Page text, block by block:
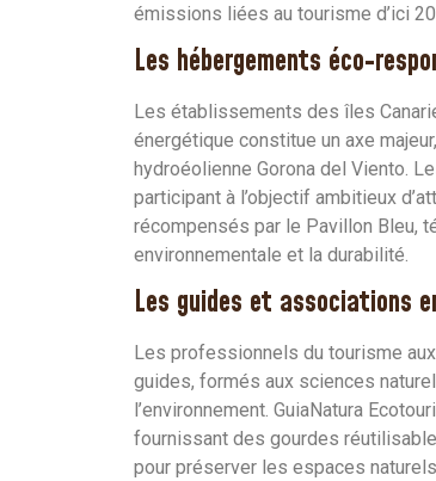
émissions liées au tourisme d’ici
Les hébergements éco-
Les établissements des îles
énergétique constitue un axe
hydroéolienne Gorona del Viento.
participant à l’objectif ambitieux
récompensés par le Pavillon Bleu,
environnementale et la durabilité.
Les guides et associations
Les professionnels du tourisme
guides, formés aux sciences
l’environnement. GuiaNatura
fournissant des gourdes
pour préserver les espaces